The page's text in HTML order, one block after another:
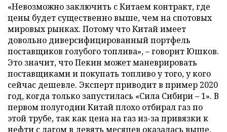
«Невозможно заключить с Китаем контракт, где
цены будет существенно выше, чем на спотовых
мировых рынках. Потому что Китай имеет
довольно диверсифицированный портфель
поставщиков голубого топлива», – говорит Юшков.
Это значит, что Пекин может маневрировать
поставщиками и покупать топливо у того, у кого
сейчас дешевле. Эксперт приводит в пример 2020
год, когда только запустилась «Сила Сибири – 1». В
первом полугодии Китай плохо отбирал газ по
этой трубе, так как цена на газ из-за привязки к
нефти с лагом в девять месяцев оказалась выше,